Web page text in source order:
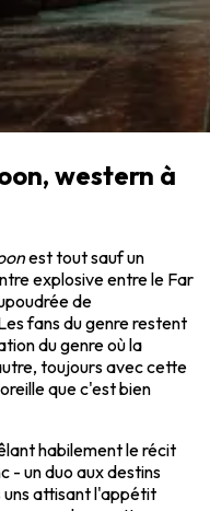
western à
est tout sauf un
explosive entre le Far
de
fans du genre restent
du genre où la
toujours avec cette
que c'est bien
habilement le récit
- un duo aux destins
uns attisant l'appétit